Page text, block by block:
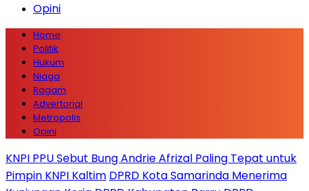
Opini
Home
Politik
Hukum
Niaga
Ragam
Advertorial
Metropolis
Opini
KNPI PPU Sebut Bung Andrie Afrizal Paling Tepat untuk
Pimpin KNPI Kaltim DPRD Kota Samarinda Menerima